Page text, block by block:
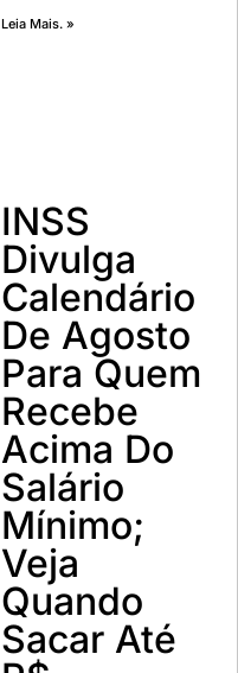
Leia Mais. »
INSS
Divulga
Calendário
De Agosto
Para Quem
Recebe
Acima Do
Salário
Mínimo;
Veja
Quando
Sacar Até